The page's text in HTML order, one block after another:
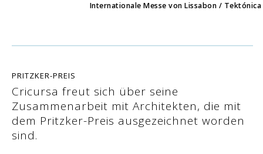
Internationale Messe von Lissabon / Tektónica
PRITZKER-PREIS
Cricursa freut sich über seine
Zusammenarbeit mit Architekten, die mit
dem Pritzker-Preis ausgezeichnet worden
sind.